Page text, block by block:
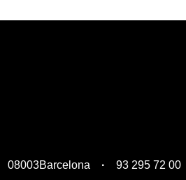
08003Barcelona 93 295 72 00